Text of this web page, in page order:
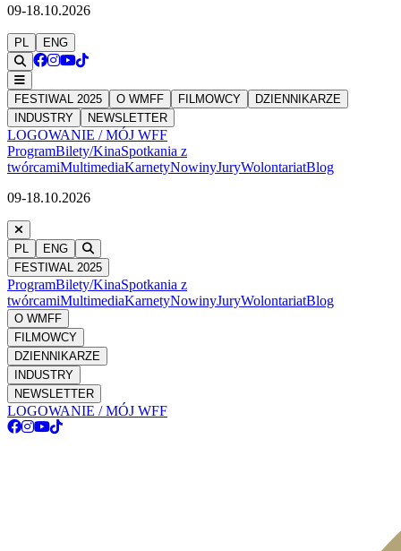
09-18.10.2026
PL ENG
FESTIWAL 2025 O WMFF FILMOWCY
DZIENNIKARZE
INDUSTRY
NEWSLETTER
LOGOWANIE / MÓJ WFF
ProgramBilety/KinaSpotkania z
twórcamiMultimediaKarnetyNowinyJuryWolontariatBlog
09-18.10.2026
PL
ENG
FESTIWAL 2025
ProgramBilety/KinaSpotkania z
twórcamiMultimediaKarnetyNowinyJuryWolontariatBlog
O WMFF
FILMOWCY
DZIENNIKARZE
INDUSTRY
NEWSLETTER
LOGOWANIE / MÓJ WFF